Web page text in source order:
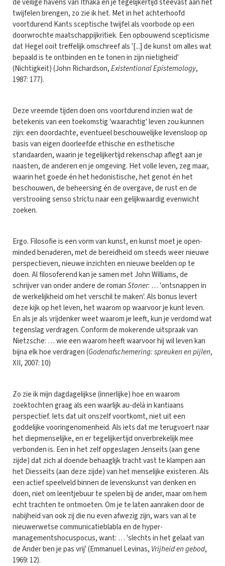
de veilige havens van Ithaka en je tegelijkertijd steevast aan het
twijfelen brengen, zo zie ik het. Met in het achterhoofd
voortdurend Kants sceptische twijfel als voorbode op een
doorwrochte maatschappijkritiek. Een opbouwend scepticisme
dat Hegel ooit treffelijk omschreef als '[...] de kunst om alles wat
bepaald is te ontbinden en te tonen in zijn nietigheid'
(Nichtigkeit) (John Richardson,Existentional Epistemology,
1987: 177).
Deze vreemde tijden doen ons voortdurend inzien wat de
betekenis van een toekomstig 'waarachtig' leven zou kunnen
zijn: een doordachte, eventueel beschouwelijke levensloop op
basis van eigen doorleefde ethische en esthetische
standaarden, waarin je tegelijkertijd rekenschap aflegt aan je
naasten, de anderen en je omgeving. Het volle leven, zeg maar,
waarin het goede én het hedonistische, het genot én het
beschouwen, de beheersing én de overgave, de rust en de
verstrooiing senso strictu naar een gelijkwaardig evenwicht
zoeken.
Ergo. Filosofie is een vorm van kunst, en kunst moet je open-
minded benaderen, met de bereidheid om steeds weer nieuwe
perspectieven, nieuwe inzichten en nieuwe beelden op te
doen. Al filosoferend kan je samen met John Williams, de
schrijver van onder andere de romanStoner: … 'ontsnappen in
de werkelijkheid om het verschil te maken'. Als bonus levert
deze kijk op het leven, het waarom op waarvoor je kunt leven.
En als je als vrijdenker weet waarom je leeft, kun je verdomd wat
tegenslag verdragen. Conform de mokerende uitspraak van
Nietzsche: … wie een waarom heeft waarvoor hij wil leven kan
bijna elk hoe verdragen (Godenafschemering: spreuken en pijlen,
XII, 2007: 10)
Zo zie ik mijn dagdagelijkse (innerlijke) hoe en waarom
zoektochten graag als een waarlijk au-delà in kantiaans
perspectief. Iets dat uit onszelf voortkomt, niet uit een
goddelijke vooringenomenheid. Als iets dat me terugvoert naar
het diepmenselijke, en er tegelijkertijd onverbrekelijk mee
verbonden is. Een in het zelf opgeslagen Jenseits (aan gene
zijde) dat zich al doende behaaglijk tracht vast te klampen aan
het Diesseits (aan deze zijde) van het menselijke existeren. Als
een actief speelveld binnen de levenskunst van denken en
doen, niet om leentjebuur te spelen bij de ander, maar om hem
echt trachten te ontmoeten. Om je te laten aanraken door de
nabijheid van ook zij die nu even afwezig zijn, wars van al te
nieuwerwetse communicatieblabla en de hyper-
managementshocuspocus, want: … 'slechts in het gelaat van
de Ander ben je pas vrij' (Emmanuel Levinas, Vrijheid en gebod,
1969: 12).